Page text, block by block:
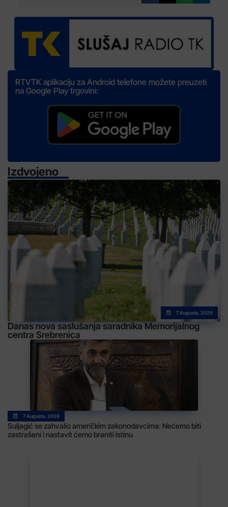
RTVTK aplikaciju za Android telefone možete preuzeti
na Google Play trgovini:
Izdvojeno
7 Augusta, 2026
Danas nova saslušanja saradnika Memorijalnog
centra Srebrenica
7 Augusta, 2026
Suljagić se zahvalio američkim zakonodavcima: Nećemo biti
zastrašeni i nastavit ćemo braniti istinu